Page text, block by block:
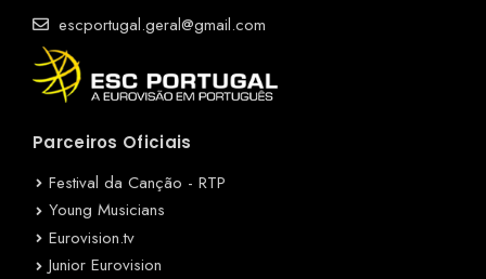
escportugal.geral@gmail.com
Parceiros Oficiais
Festival da Canção - RTP
Young Musicians
Eurovision.tv
Junior Eurovision